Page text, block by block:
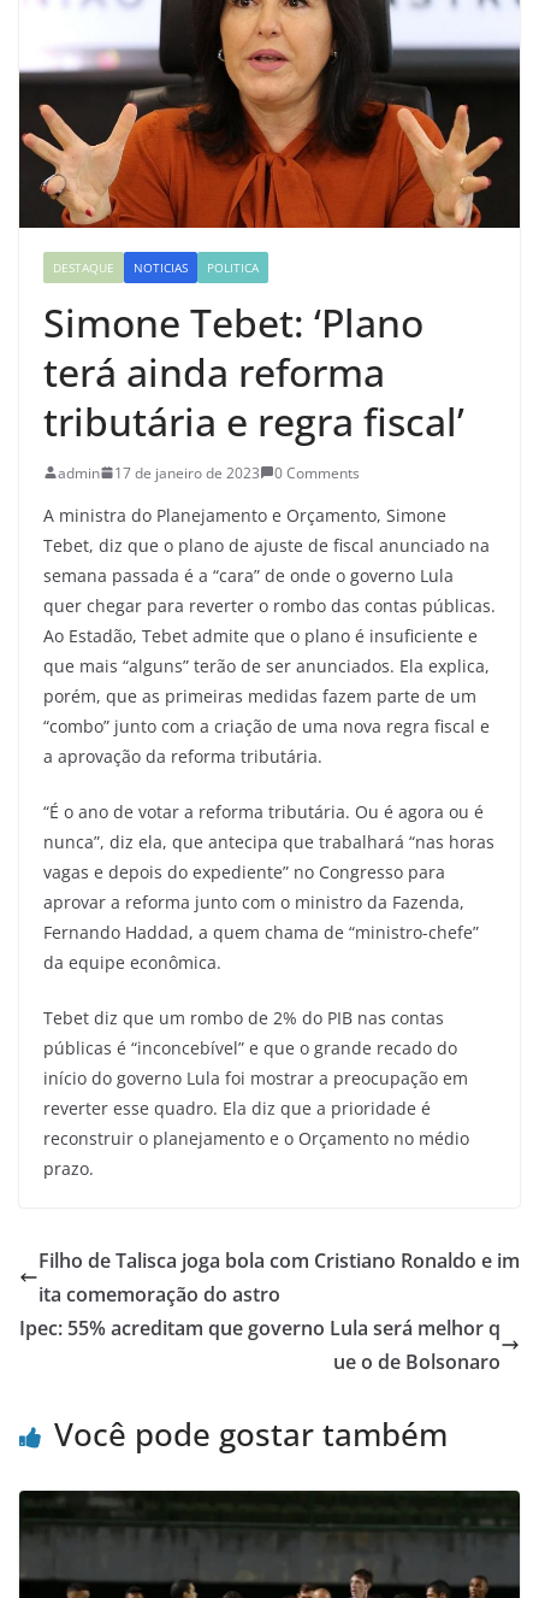
DESTAQUE NOTICIAS POLITICA
Simone Tebet: ‘Plano
terá ainda reforma
tributária e regra fiscal’
admin 17 de janeiro de 2023 0 Comments
A ministra do Planejamento e Orçamento, Simone
Tebet, diz que o plano de ajuste de fiscal anunciado na
semana passada é a “cara” de onde o governo Lula
quer chegar para reverter o rombo das contas públicas.
Ao Estadão, Tebet admite que o plano é insuficiente e
que mais “alguns” terão de ser anunciados. Ela explica,
porém, que as primeiras medidas fazem parte de um
“combo” junto com a criação de uma nova regra fiscal e
a aprovação da reforma tributária.
“É o ano de votar a reforma tributária. Ou é agora ou é
nunca”, diz ela, que antecipa que trabalhará “nas horas
vagas e depois do expediente” no Congresso para
aprovar a reforma junto com o ministro da Fazenda,
Fernando Haddad, a quem chama de “ministro-chefe”
da equipe econômica.
Tebet diz que um rombo de 2% do PIB nas contas
públicas é “inconcebível” e que o grande recado do
início do governo Lula foi mostrar a preocupação em
reverter esse quadro. Ela diz que a prioridade é
reconstruir o planejamento e o Orçamento no médio
prazo.
Filho de Talisca joga bola com Cristiano Ronaldo e im
ita comemoração do astro
Ipec: 55% acreditam que governo Lula será melhor q
ue o de Bolsonaro
Você pode gostar também